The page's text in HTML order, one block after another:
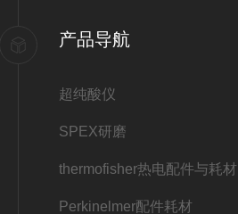
产品导航
超纯酸仪
SPEX研磨
thermofisher热电配件与耗材
Perkinelmer配件耗材